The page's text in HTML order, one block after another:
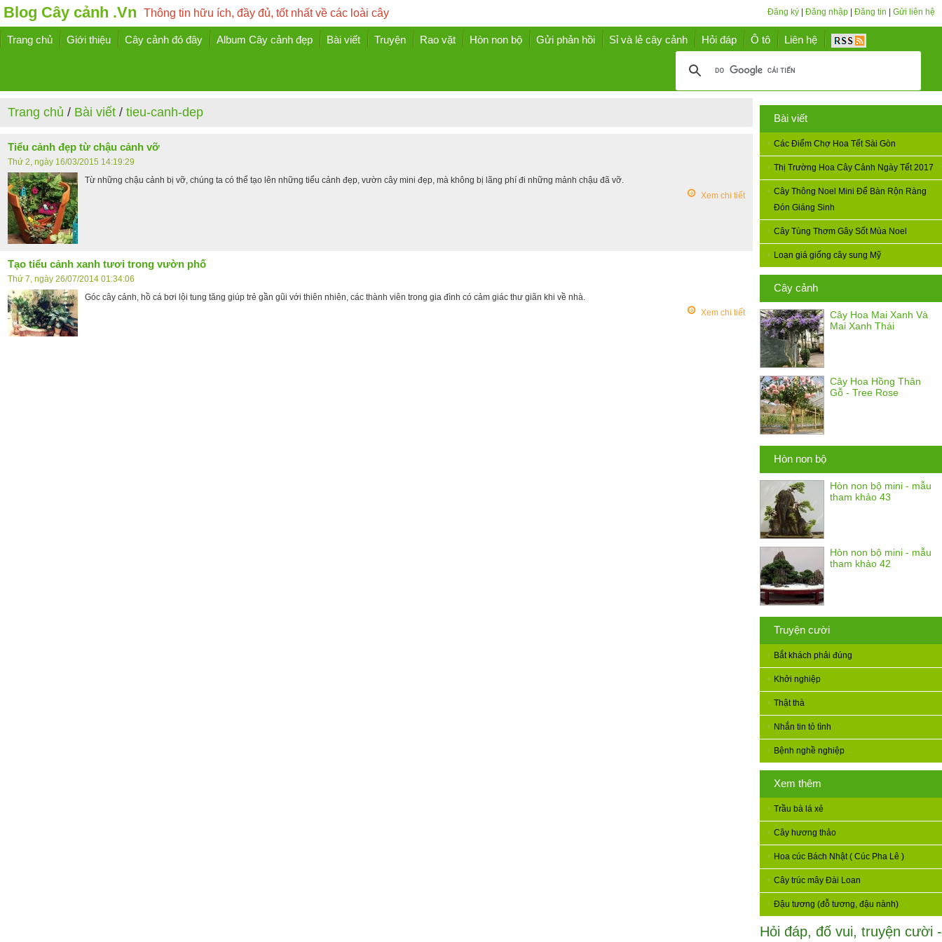
Blog Cây cảnh .Vn Thông tin hữu ích, đầy đủ, tốt nhất về các loài cây Đăng ký Đăng nhập Đăng tin Gửi liên hệ
Trang chủ Giới thiệu Cây cảnh đó đây Album Cây cảnh đẹp Bài viết Truyện Rao vặt Hòn non bộ Gửi phản hồi Sỉ và lẻ cây cảnh Hỏi đáp Ô tô Liên hệ
Bài viết
Các Điểm Chợ Hoa Tết Sài Gòn
Thị Trường Hoa Cây Cảnh Ngày Tết 2017
Cây Thông Noel Mini Để Bàn Rộn Ràng
Đón Giáng Sinh
Cây Tùng Thơm Gây Sốt Mùa Noel
Loạn giá giống cây sung Mỹ
Cây cảnh
Cây Hoa Mai Xanh Và
Mai Xanh Thái
Cây Hoa Hồng Thân
Gỗ - Tree Rose
Hòn non bộ
Hòn non bộ mini - mẫu
tham khảo 43
Hòn non bộ mini - mẫu
tham khảo 42
Truyện cười
Bắt khách phải đúng
Khởi nghiệp
Thật thà
Nhắn tin tỏ tình
Bệnh nghề nghiệp
Xem thêm
Trầu bà lá xẻ
Cây hương thảo
Hoa cúc Bách Nhật ( Cúc Pha Lê )
Cây trúc mây Đài Loan
Đậu tương (đỗ tương, đậu nành)
Hỏi đáp, đố vui, truyện cười -
Trang chủ / Bài viết/ tieu-canh-dep
Tiểu cảnh đẹp từ chậu cảnh vỡ
Thứ 2, ngày 16/03/2015 14:19:29
Từ những chậu cảnh bị vỡ, chúng ta có thể tạo lên những tiểu cảnh đẹp, vườn cây mini đẹp, mà không bị lãng phí đi những mảnh chậu đã vỡ.
Xem chi tiết
Tạo tiểu cảnh xanh tươi trong vườn phố
Thứ 7, ngày 26/07/2014 01:34:06
Góc cây cảnh, hồ cá bơi lội tung tăng giúp trẻ gần gũi với thiên nhiên, các thành viên trong gia đình có cảm giác thư giãn khi về nhà.
Xem chi tiết